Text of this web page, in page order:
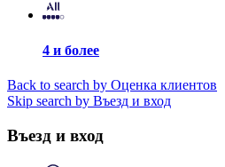
4 и более
Back to search by Оценка клиентов
Skip search by Въезд и вход
Въезд и вход